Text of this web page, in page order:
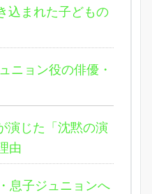
込まれた子どもの
ニョン役の俳優・
演じた「沈黙の演
由
息子ジュニョンへ